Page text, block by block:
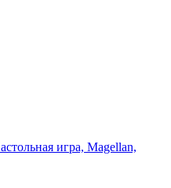
игра, Magellan,